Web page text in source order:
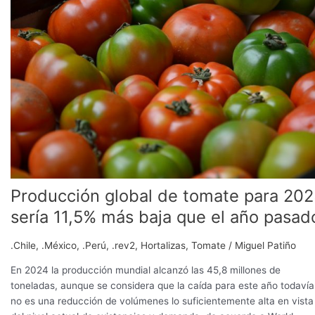
Producción global de tomate para
sería 11,5% más baja que el año
.Chile, .México, .Perú, .rev2, Hortalizas, Tomate / Miguel Patiño
En 2024 la producción mundial alcanzó las 45,8 millones de
toneladas, aunque se considera que la caída para este año todavía
no es una reducción de volúmenes lo suficientemente alta en vista
tomate
para
2025
sería
11,5%
más
baja
que
pasado